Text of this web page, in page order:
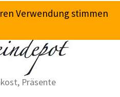
Präsente
Verwendung stimmen